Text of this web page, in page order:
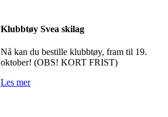
Klubbtøy Svea skilag
Nå kan du bestille klubbtøy, fram til 19.
oktober! (OBS! KORT FRIST)
Les mer